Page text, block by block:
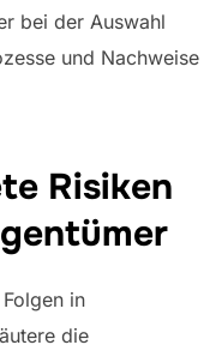
bei der Auswahl
und Nachweise
Risiken
in
die